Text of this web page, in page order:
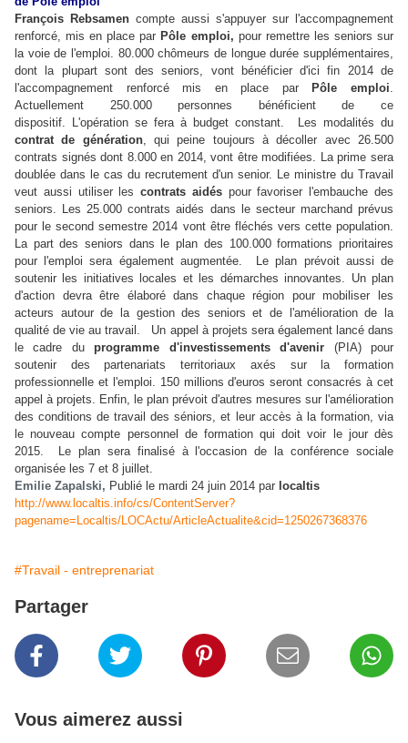
François Rebsamen compte aussi s'appuyer sur l'accompagnement
renforcé, mis en place par Pôle emploi, pour remettre les seniors sur
la voie de l'emploi. 80.000 chômeurs de longue durée supplémentaires,
dont la plupart sont des seniors, vont bénéficier d'ici fin 2014 de
l'accompagnement renforcé mis en place par
Pôle emploi.
Actuellement 250.000 personnes bénéficient de ce
dispositif. L'opération se fera à budget constant. Les modalités du
contrat de génération, qui peine toujours à décoller avec 26.500
contrats signés dont 8.000 en 2014, vont être modifiées. La prime sera
doublée dans le cas du recrutement d'un senior. Le ministre du Travail
veut aussi utiliser lescontrats aidéspour favoriser l'embauche des
seniors. Les 25.000 contrats aidés dans le secteur marchand prévus
pour le second semestre 2014 vont être fléchés vers cette population.
La part des seniors dans le plan des 100.000 formations prioritaires
pour l'emploisera également augmentée. Le plan prévoit aussi de
soutenir les initiatives locales et les démarches innovantes. Un plan
d'action devra être élaboré dans chaque région pour mobiliser les
acteurs autour de la gestion des seniors et de l'amélioration de la
qualité de vie au travail. Un appel à projets sera également lancé dans
le cadre duprogramme d'investissements d'avenir (PIA) pour
soutenir des partenariats territoriaux axés sur la formation
professionnelle et l'emploi. 150 millions d'euros seront consacrés à cet
appel à projets. Enfin, le plan prévoit d'autres mesures sur l'amélioration
des conditions de travail des séniors, et leur accès à la formation, via
le nouveau compte personnel de formation qui doit voir le jour dès
2015. Le plan sera finalisé à l'occasion de la conférence sociale
organisée les 7 et 8 juillet.
Emilie Zapalski, Publié le mardi 24 juin 2014 par localtis
http://www.localtis.info/cs/ContentServer?
pagename=Localtis/LOCActu/ArticleActualite&cid=1250267368376
#Travail - entreprenariat
Partager
Vous aimerez aussi